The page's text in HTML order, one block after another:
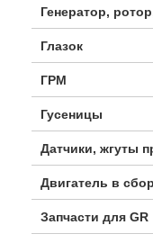
Генератор,
Глазок
ГРМ
Гусеницы
Датчики, жгуты
Двигатель в
Запчасти для GR